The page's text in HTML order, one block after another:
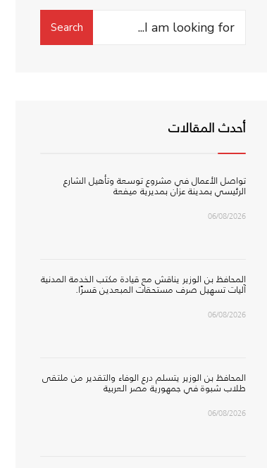
Search
Search
أحدث المقالات
تواصل الأعمال في مشروع توسعة وتأهيل الشارع
الرئيسي بمدينة عزان بمديرية ميفعة
06/08/2026
المحافظ بن الوزير يناقش مع قيادة مكتب الخدمة المدنية
آليات تسهيل صرف مستحقات المبعدين قسرًا.
06/08/2026
المحافظ بن الوزير يتسلم درع الوفاء والتقدير من ملتقى
طلاب شبوة في جمهورية مصر العربية
06/08/2026